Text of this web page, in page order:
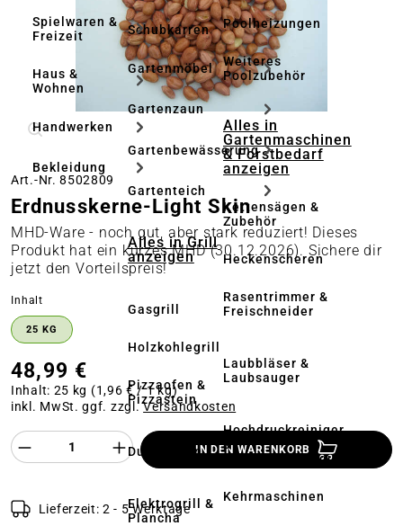
Spielwaren &
Freizeit
Haus &
Wohnen
Handwerken
Bekleidung
Schubkarren
Gartenmöbel
Gartenzaun
Gartenbewässerung
Gartenteich
Alles in Grill
anzeigen
Gasgrill
Holzkohlegrill
Pizzaofen &
Pizzastein
Dutch Oven
Elektrogrill &
Plancha
Poolheizungen
Weiteres
Poolzubehör
Alles in
Gartenmaschinen
& Forstbedarf
anzeigen
Kettensägen &
Zubehör
Heckenscheren
Rasentrimmer &
Freischneider
Laubbläser &
Laubsauger
Hochdruckreiniger
&
Terrassenreinigung
Kehrmaschinen
Art.-Nr. 8502809
Erdnusskerne-Light Skin
MHD-Ware - noch gut, aber stark reduziert! Dieses
Produkt hat ein kurzes MHD (30.12.2026). Sichere dir
jetzt den Vorteilspreis!
Inhalt
25 KG
48,99 €
Inhalt: 25 kg (1,96 € / 1 kg)
inkl. MwSt. ggf. zzgl.Versandkosten
Produkt Anzahl des Produktes
IN DEN WARENKORB
Lieferzeit: 2 - 5 Werktage